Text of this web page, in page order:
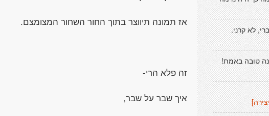
אז תמונה תיווצר בתוך החור השחור המצומצם.
זה פלא הרי-
איך שבר על שבר,
לא קרני.
טובה באמת!